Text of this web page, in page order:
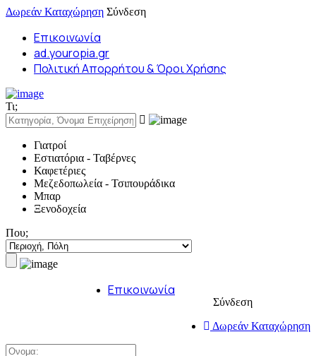
Δωρεάν Καταχώρηση Σύνδεση
Επικοινωνία
ad.youropia.gr
Πολιτική Απορρήτου & Όροι Χρήσης
Τι;
Γιατροί
Εστιατόρια - Ταβέρνες
Καφετέριες
Μεζεδοπωλεία - Τσιπουράδικα
Μπαρ
Ξενοδοχεία
Που;
Σύνδεση
Δωρεάν Καταχώρηση
Επικοινωνία